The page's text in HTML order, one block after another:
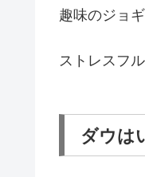
趣味のジョ
ストレスフ
ダウは